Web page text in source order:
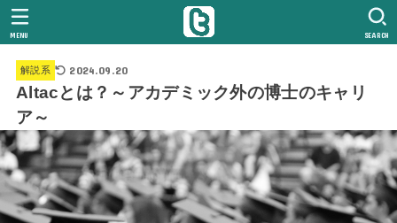
SEARCH
MENU
解説系 2024.09.20
Altacとは？～アカデミック外の博士のキャリ
ア～